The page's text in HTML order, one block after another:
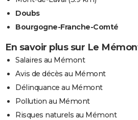
Doubs
Bourgogne-Franche-Comté
En savoir plus sur Le
Salaires au Mémont
Avis de décès au Mémont
Délinquance au Mémont
Pollution au Mémont
Risques naturels au Mémont